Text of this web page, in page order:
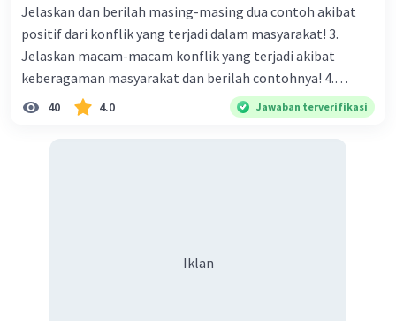
Jelaskan dan berilah masing-masing dua contoh akibat
positif dari konflik yang terjadi dalam masyarakat! 3.
Jelaskan macam-macam konflik yang terjadi akibat
keberagaman masyarakat dan berilah contohnya! 4.
Mengapa dalam masyarakat yang memiliki keberagaman
40 4.0 Jawaban terverifikasi
Iklan